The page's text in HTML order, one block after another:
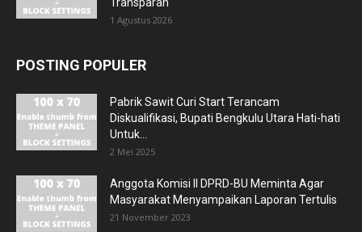
1 Agustus 2026
POSTING POPULER
Pabrik Sawit Curi Start Terancam
Diskualifikasi, Bupati Bengkulu Utara Hati-hati
Untuk...
2 Mei 2025
Anggota Komisi II DPRD-BU Meminta Agar
Masyarakat Menyampaikan Laporan Tertulis
21 November 2023